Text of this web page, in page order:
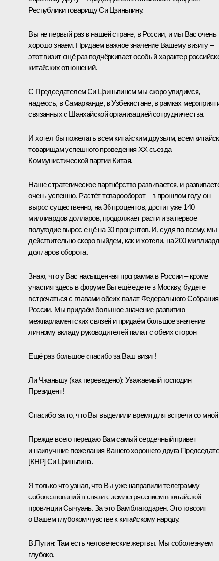
Республики товарищу Си Цзиньпину.
Вы не первый раз в нашей стране, в России, и мы Вас очень
хорошо знаем. Придаём важное значение Вашему визиту –
этот визит ещё раз подчёркивает особый характер
китайских отношений.
С Председателем Си Цзиньпином мы скоро увидимся,
надеюсь, в Самарканде, в Узбекистане, в рамках
связанных с Шанхайской организацией сотрудничества.
И хотел бы пожелать всем китайским друзьям, всем
товарищам успешного проведения XX съезда
Коммунистической партии Китая.
Наше стратегическое партнёрство развивается, и
очень успешно. Растёт товарооборот – в прошлом году он
вырос существенно, на 36 процентов, достиг уже 140
миллиардов долларов, продолжает расти и за первое
полугодие вырос ещё на 30 процентов. И, судя по всему, мы
действительно скоро выйдем, как и хотели, на 200
долларов оборота.
Знаю, что у Вас насыщенная программа в России – кроме
участия здесь в форуме Вы ещё едете в Москву, будете
встречаться с главами обеих палат Федерального Собрания
России. Мы придаём большое значение развитию
межпарламентских связей и придаём большое значение
личному вкладу руководителей палат с обеих сторон.
Ещё раз большое спасибо за Ваш визит!
Ли Чжаньшу (как переведено): Уважаемый господин
Президент!
Спасибо за то, что Вы выделили время для встречи со
Прежде всего передаю Вам самый сердечный привет
и наилучшие пожелания Вашего хорошего друга
[КНР] Си Цзиньпина.
Я только что узнал, что Вы уже направили телеграмму
соболезнований в связи с землетрясением в китайской
провинции Сычуань. За это Вам благодарен. Это говорит
о Вашем глубоком чувстве к китайскому народу.
В.Путин: Там есть человеческие жертвы. Мы соболезнуем
глубоко.